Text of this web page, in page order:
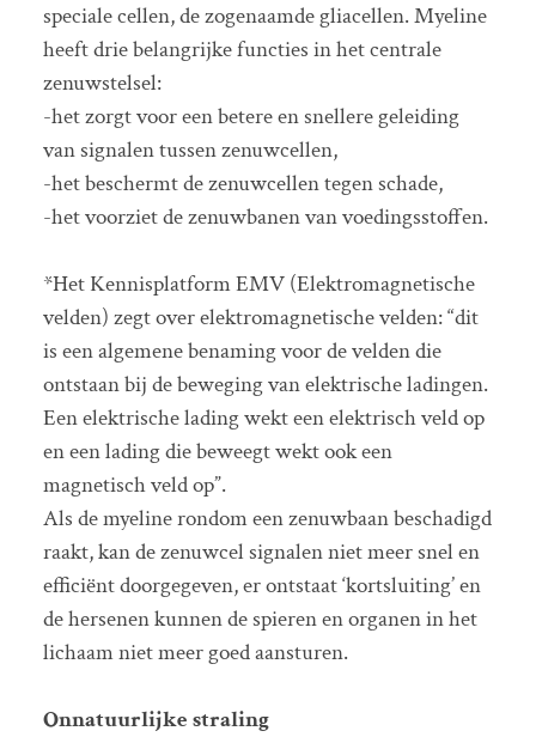
speciale cellen, de zogenaamde gliacellen. Myeline
heeft drie belangrijke functies in het centrale
zenuwstelsel:
-het zorgt voor een betere en snellere geleiding
van signalen tussen zenuwcellen,
-het beschermt de zenuwcellen tegen schade,
-het voorziet de zenuwbanen van voedingsstoffen.
*Het Kennisplatform EMV (Elektromagnetische
velden) zegt over elektromagnetische velden: “dit
is een algemene benaming voor de velden die
ontstaan bij de beweging van elektrische ladingen.
Een elektrische lading wekt een elektrisch veld op
en een lading die beweegt wekt ook een
magnetisch veld op”.
Als de myeline rondom een zenuwbaan beschadigd
raakt, kan de zenuwcel signalen niet meer snel en
efficiënt doorgegeven, er ontstaat ‘kortsluiting’ en
de hersenen kunnen de spieren en organen in het
lichaam niet meer goed aansturen.
Onnatuurlijke straling